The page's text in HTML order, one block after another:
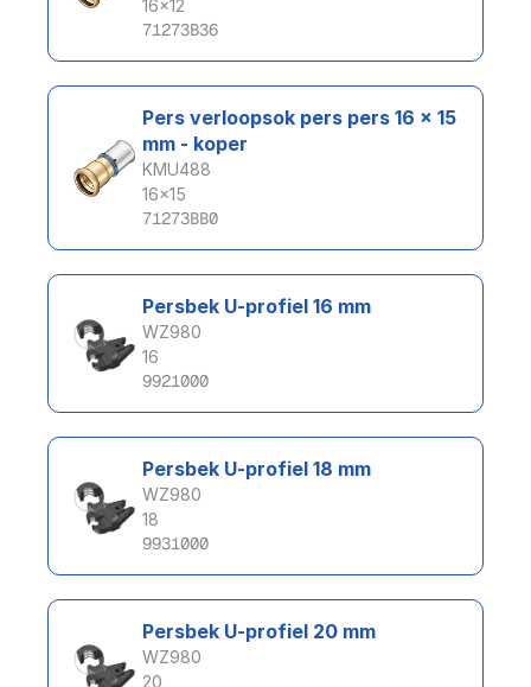
16x12
71273B36
Pers verloopsok pers pers 16 x 15
mm - koper
KMU488
16x15
71273BB0
Persbek U-profiel 16 mm
WZ980
16
9921000
Persbek U-profiel 18 mm
WZ980
18
9931000
Persbek U-profiel 20 mm
WZ980
20